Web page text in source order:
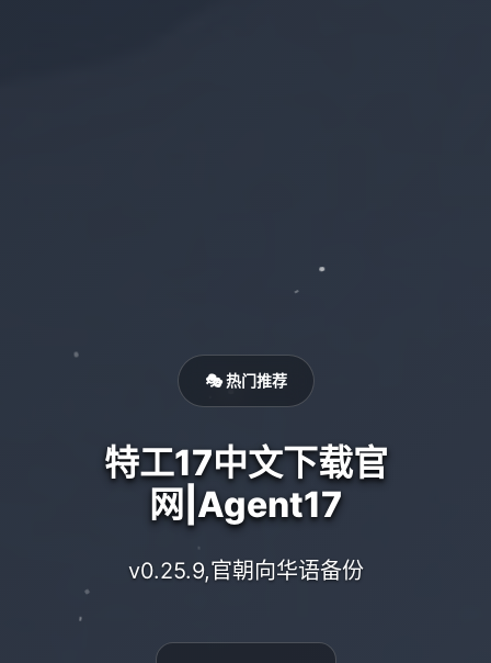
🎭 热门推荐
特工17中文下载官
网|Agent17
v0.25.9,官朝向华语备份